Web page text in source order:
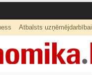
Atbalsts uzņēmējdarbībai